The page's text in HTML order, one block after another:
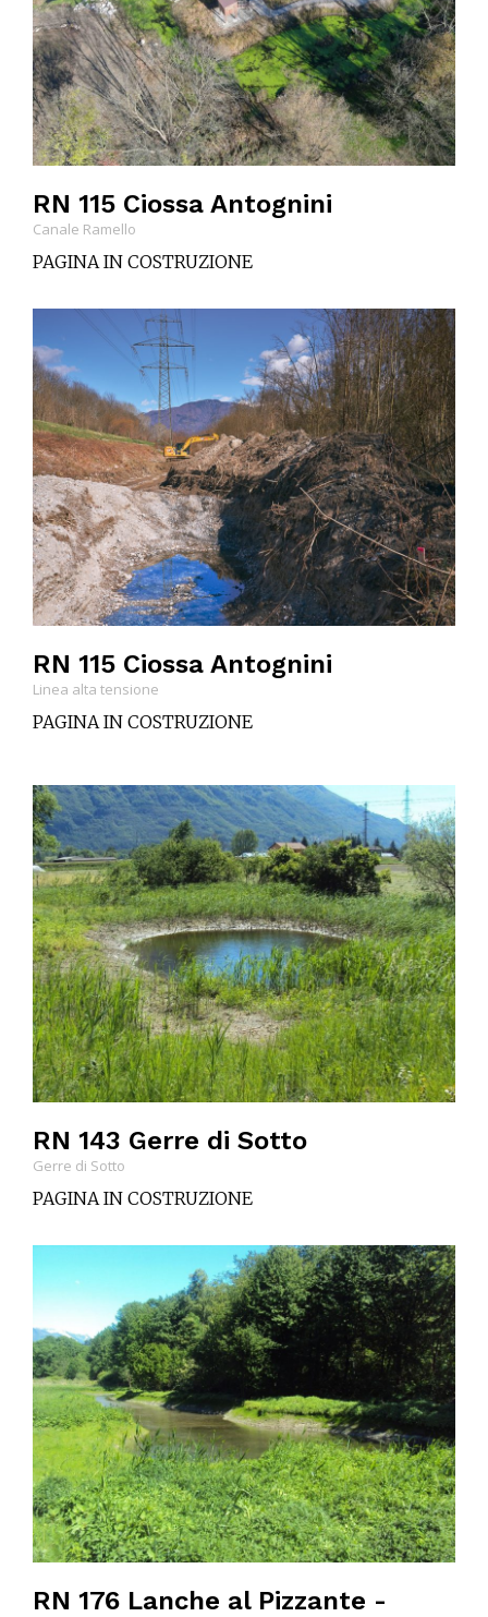
RN 115 Ciossa Antognini
Canale Ramello
PAGINA IN COSTRUZIONE
RN 115 Ciossa Antognini
Linea alta tensione
PAGINA IN COSTRUZIONE
RN 143 Gerre di Sotto
Gerre di Sotto
PAGINA IN COSTRUZIONE
RN 176 Lanche al Pizzante -